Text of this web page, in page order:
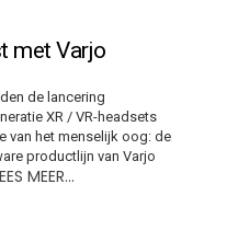
met Varjo
de lancering
XR / VR-headsets
van het menselijk oog: de
productlijn van Varjo
MEER…